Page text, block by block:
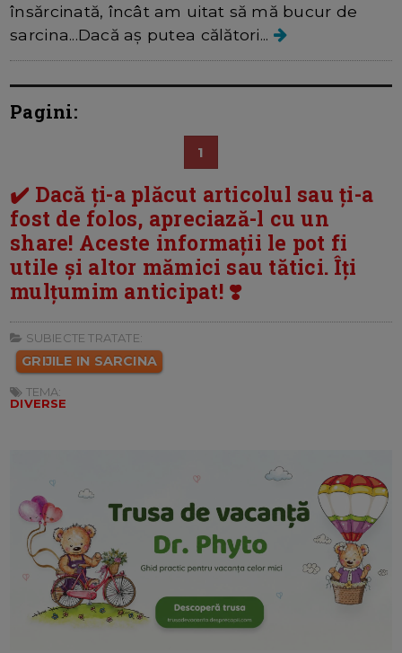
însărcinată, încât am uitat să mă bucur de
sarcina...Dacă aș putea călători...
Pagini:
1
✔️ Dacă ți-a plăcut articolul sau ți-a
fost de folos, apreciază-l cu un
share! Aceste informații le pot fi
utile și altor mămici sau tătici. Îți
mulțumim anticipat! ❣️
SUBIECTE TRATATE:
GRIJILE IN SARCINA
TEMA:
DIVERSE